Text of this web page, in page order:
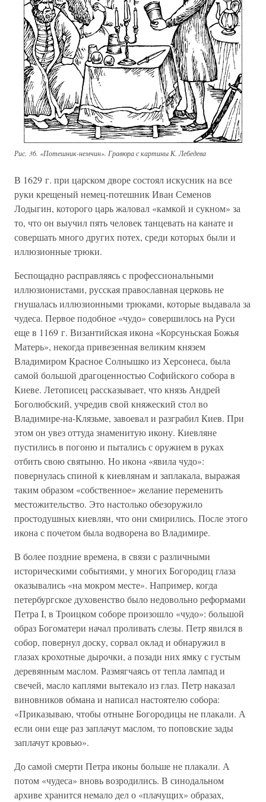
Рис. 36. «Потешник-немчин». Гравюра с картины К. Лебедева
В 1629 г. при царском дворе состоял искусник на все
руки крещеный немец-потешник Иван Семенов
Лодыгин, которого царь жаловал «камкой и сукном» за
то, что он выучил пять человек танцевать на канате и
совершать много других потех, среди которых были и
иллюзионные трюки.
Беспощадно расправляясь с профессиональными
иллюзионистами, русская православная церковь не
гнушалась иллюзионными трюками, которые выдавала за
чудеса. Первое подобное «чудо» совершилось на Руси
еще в 1169 г. Византийская икона «Корсуньская Божья
Матерь», некогда привезенная великим князем
Владимиром Красное Солнышко из Херсонеса, была
самой большой драгоценностью Софийского собора в
Киеве. Летописец рассказывает, что князь Андрей
Боголюбский, учредив свой княжеский стол во
Владимире-на-Клязьме, завоевал и разграбил Киев. При
этом он увез оттуда знаменитую икону. Киевляне
пустились в погоню и пытались с оружием в руках
отбить свою святыню. Но икона «явила чудо»:
повернулась спиной к киевлянам и заплакала, выражая
таким образом «собственное» желание переменить
местожительство. Это настолько обезоружило
простодушных киевлян, что они смирились. После этого
икона с почетом была водворена во Владимире.
В более поздние времена, в связи с различными
историческими событиями, у многих Богородиц глаза
оказывались «на мокром месте». Например, когда
петербургское духовенство было недовольно реформами
Петра I, в Троицком соборе произошло «чудо»: большой
образ Богоматери начал проливать слезы. Петр явился в
собор, повернул доску, сорвал оклад и обнаружил в
глазах крохотные дырочки, а позади них ямку с густым
деревянным маслом. Размягчаясь от тепла лампад и
свечей, масло каплями вытекало из глаз. Петр наказал
виновников обмана и написал настоятелю собора:
«Приказываю, чтобы отныне Богородицы не плакали. А
если они еще раз заплачут маслом, то поповские зады
заплачут кровью».
До самой смерти Петра иконы больше не плакали. А
потом «чудеса» вновь возродились. В синодальном
архиве хранится немало дел о «плачущих» образах,